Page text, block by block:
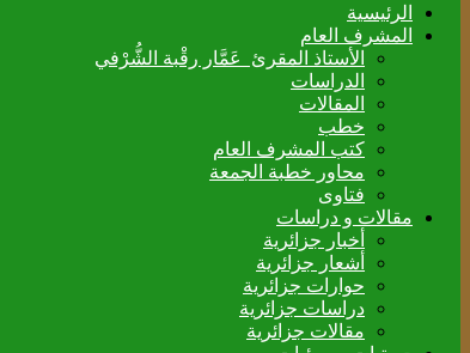
الرئيسية
المشرف العام
الأستاذ المقرئ عَمَّار رقْبة الشُّرْفي
الدراسات
المقالات
خطب
كتب المشرف العام
محاور خطبة الجمعة
فتاوى
مقالات و دراسات
أخبار جزائرية
أشعار جزائرية
حوارات جزائرية
دراسات جزائرية
مقالات جزائرية